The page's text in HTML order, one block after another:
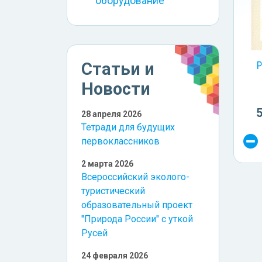
Статьи и
Новости
28 апреля 2026
Тетради для будущих
первоклассников
2 марта 2026
Всероссийский эколого-
туристический
образовательный проект
"Природа России" с уткой
Русей
24 февраля 2026